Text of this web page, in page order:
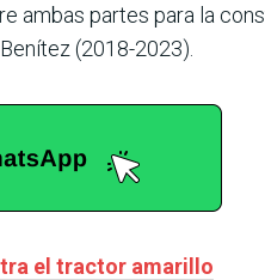
ambas partes para la
(2018-2023).
el tractor amarillo